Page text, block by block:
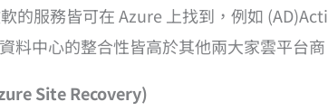
的服務皆可在 Azure 上找到，例如
料中心的整合性皆高於其他兩大家雲平台
Site Recovery)